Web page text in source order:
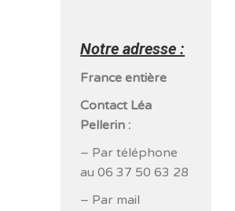
Notre adresse :
France entière
Contact Léa
Pellerin :
– Par téléphone
au 06 37 50 63 28
– Par mail